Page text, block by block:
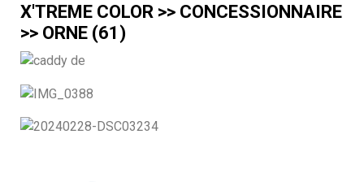
X'TREME COLOR >> CONCESSIONNAIRE
>> ORNE (61)